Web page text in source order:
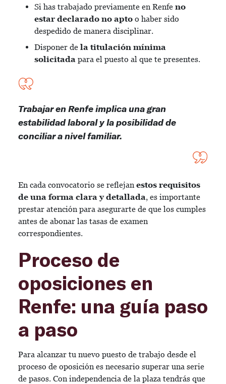
Si has trabajado previamente en Renfe no
estar declarado no apto o haber sido
despedido de manera disciplinar.
Disponer de la titulación mínima
solicitada para el puesto al que te presentes.
Trabajar en Renfe implica una gran
estabilidad laboral y la posibilidad de
conciliar a nivel familiar.
En cada convocatorio se reflejan estos requisitos
de una forma clara y detallada, es importante
prestar atención para asegurarte de que los cumples
antes de abonar las tasas de examen
correspondientes.
Proceso de
oposiciones en
Renfe: una guía paso
a paso
Para alcanzar tu nuevo puesto de trabajo desde el
proceso de oposición es necesario superar una serie
de pasos. Con independencia de la plaza tendrás que